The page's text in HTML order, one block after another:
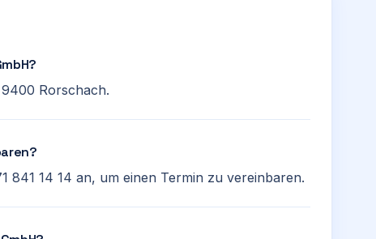
Rorschach.
841 14 14 an, um einen Termin zu vereinbaren.